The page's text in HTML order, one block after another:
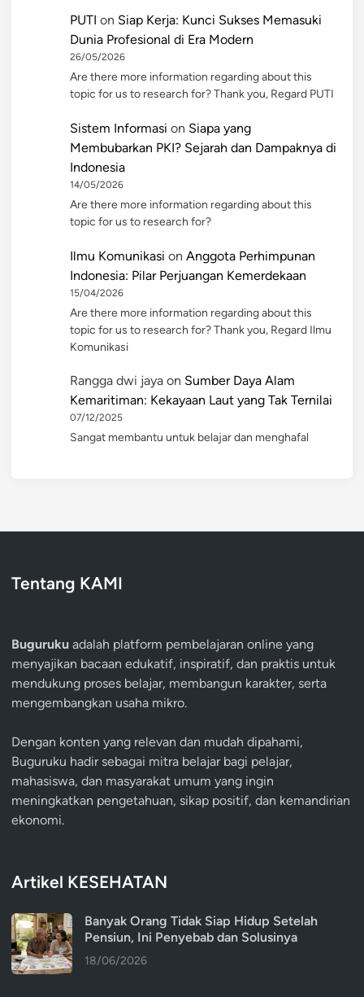
PUTI on Siap Kerja: Kunci Sukses Memasuki
Dunia Profesional di Era Modern
26/05/2026
Are there more information regarding about this
topic for us to research for? Thank you, Regard PUTI
Sistem Informasi on Siapa yang
Membubarkan PKI? Sejarah dan Dampaknya di
Indonesia
14/05/2026
Are there more information regarding about this
topic for us to research for?
Ilmu Komunikasi on Anggota Perhimpunan
Indonesia: Pilar Perjuangan Kemerdekaan
15/04/2026
Are there more information regarding about this
topic for us to research for? Thank you, Regard Ilmu
Komunikasi
Rangga dwi jaya on Sumber Daya Alam
Kemaritiman: Kekayaan Laut yang Tak Ternilai
07/12/2025
Sangat membantu untuk belajar dan menghafal
Tentang KAMI
Buguruku adalah platform pembelajaran online yang
menyajikan bacaan edukatif, inspiratif, dan praktis untuk
mendukung proses belajar, membangun karakter, serta
mengembangkan usaha mikro.
Dengan konten yang relevan dan mudah dipahami,
Buguruku hadir sebagai mitra belajar bagi pelajar,
mahasiswa, dan masyarakat umum yang ingin
meningkatkan pengetahuan, sikap positif, dan kemandirian
ekonomi.
Artikel KESEHATAN
Banyak Orang Tidak Siap Hidup Setelah
Pensiun, Ini Penyebab dan Solusinya
18/06/2026